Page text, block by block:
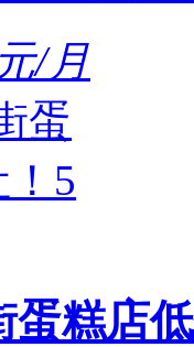
/月
蛋糕店